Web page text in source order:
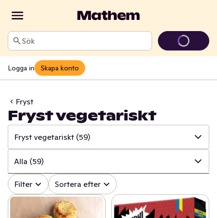
Sök
Logga in Skapa konto
Fryst
Fryst vegetariskt
Fryst vegetariskt (59)
✓ Alla (898)
✓ Fryst kött, burgare & korv (38)
Fryst fågel (64)
Alla (59)
✓ Alla (59)
Frysta vegonuggets & bites (21)
Filter Sortera efter